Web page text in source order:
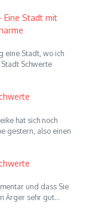
Eine Stadt mit
eine Stadt, wo ich
Schwerte
hat sich noch
gestern, also einen
und dass Sie
Ärger sehr gut…